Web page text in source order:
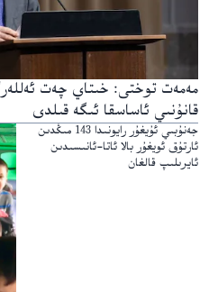
مەمەت توختى: خىتاي چەت
قانۇنىي ئاساسقا ئىگە قىلدى
جەنۇبىي ئۇيغۇر رايونىدا 143 مىڭدىن
ئارتۇق ئويغۇر بالا ئاتا-ئانىسىدىن
ئايرىلىپ قالغان